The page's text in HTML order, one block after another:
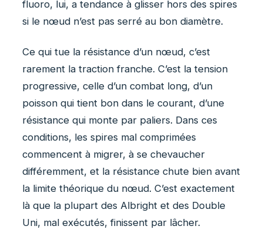
fluoro, lui, a tendance à glisser hors des spires
si le nœud n’est pas serré au bon diamètre.
Ce qui tue la résistance d’un nœud, c’est
rarement la traction franche. C’est la tension
progressive, celle d’un combat long, d’un
poisson qui tient bon dans le courant, d’une
résistance qui monte par paliers. Dans ces
conditions, les spires mal comprimées
commencent à migrer, à se chevaucher
différemment, et la résistance chute bien avant
la limite théorique du nœud. C’est exactement
là que la plupart des Albright et des Double
Uni, mal exécutés, finissent par lâcher.